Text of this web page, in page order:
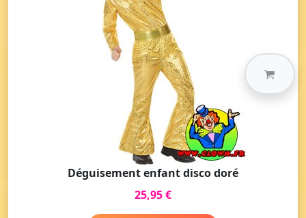
Déguisement enfant disco doré
25,95 €